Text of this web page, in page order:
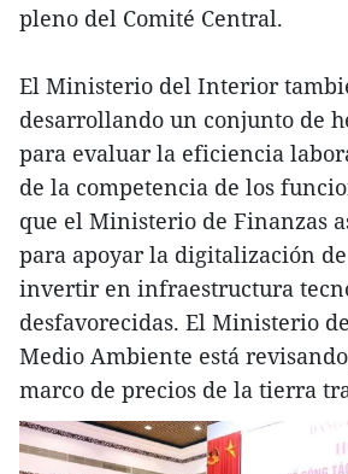
pleno del Comité Central.
El Ministerio del Interior
desarrollando un conjunto de
para evaluar la eficiencia
de la competencia de los
que el Ministerio de Finanzas
para apoyar la digitalización
invertir en infraestructura
desfavorecidas. El Ministerio
Medio Ambiente está
marco de precios de la tierra